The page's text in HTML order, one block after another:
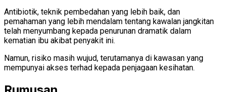
Antibiotik, teknik pembedahan yang lebih baik, dan
pemahaman yang lebih mendalam tentang kawalan jangkitan
telah menyumbang kepada penurunan dramatik dalam
kematian ibu akibat penyakit ini.
Namun, risiko masih wujud, terutamanya di kawasan yang
mempunyai akses terhad kepada penjagaan kesihatan.